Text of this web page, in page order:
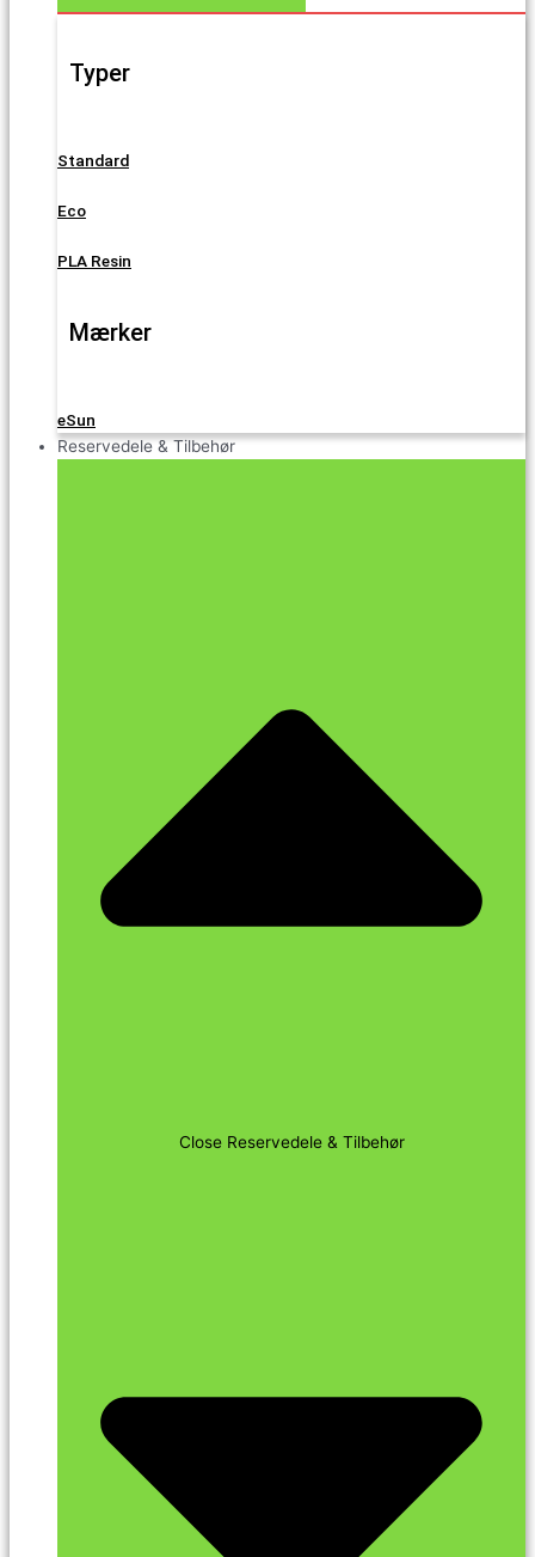
Typer
Standard
Eco
PLA Resin
Mærker
eSun
Reservedele & Tilbehør
Close Reservedele & Tilbehør